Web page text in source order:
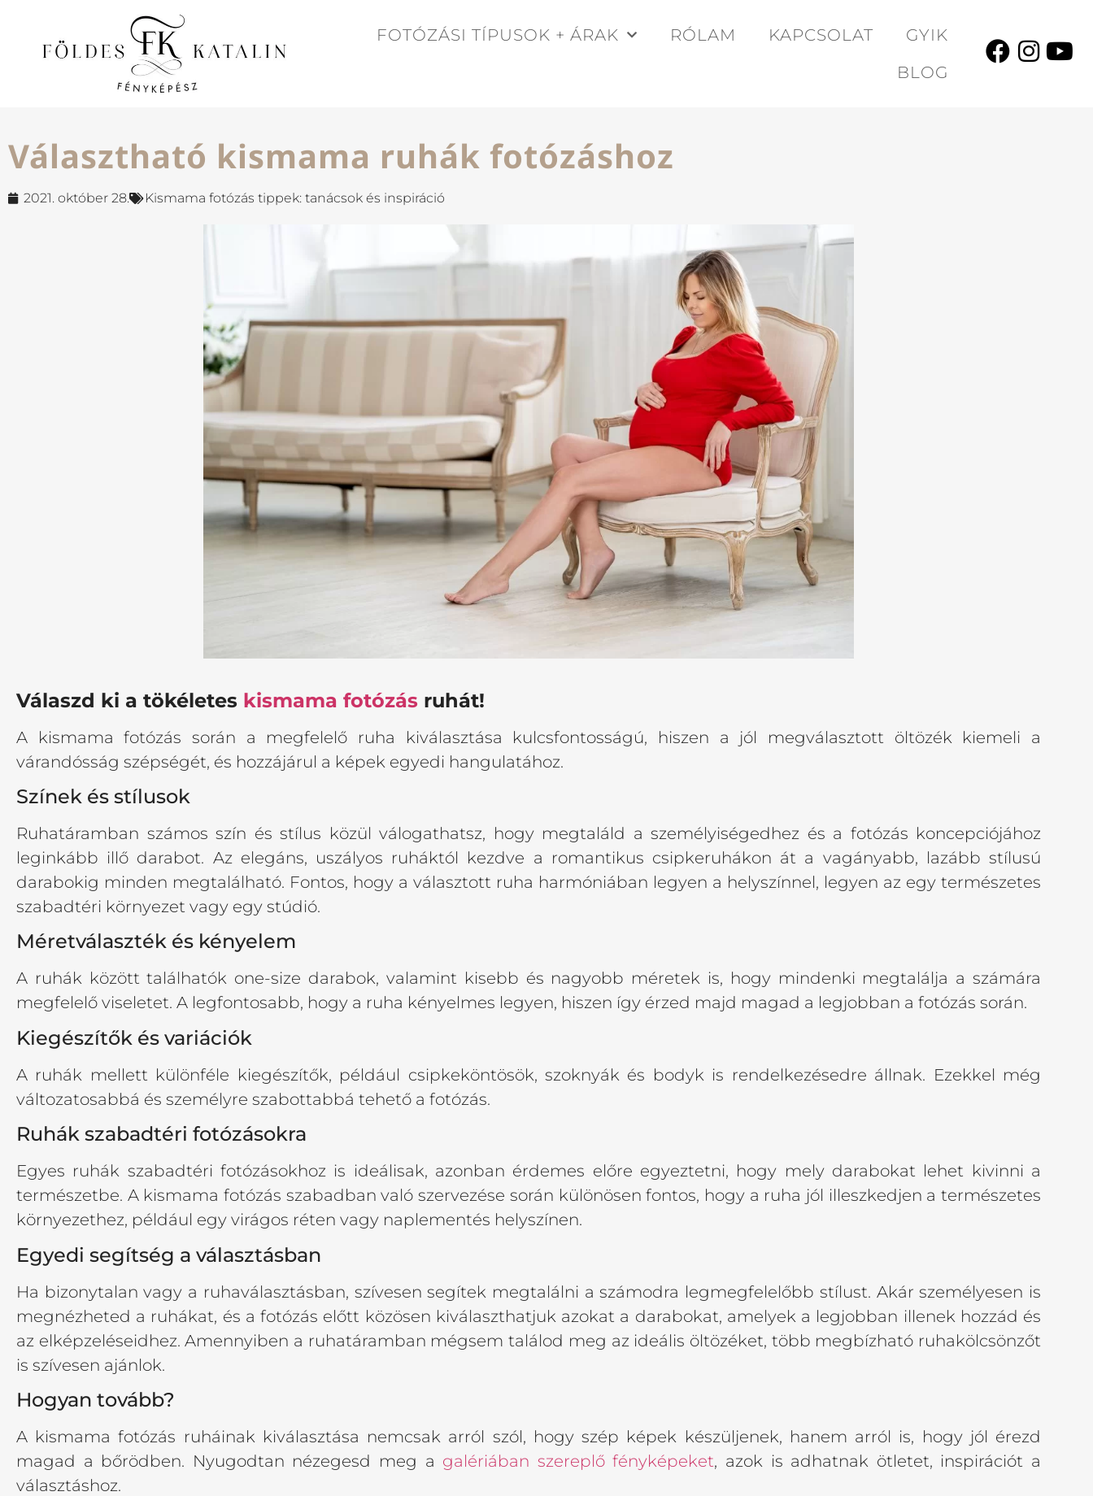
FOTÓZÁSI TÍPUSOK + ÁRAK RÓLAM KAPCSOLAT
GYIK
BLOG
Választható kismama ruhák fotózáshoz
2021. október 28. Kismama fotózás tippek: tanácsok és inspiráció
Válaszd ki a tökéletes kismama fotózás ruhát!
A kismama fotózás során a megfelelő ruha kiválasztása kulcsfontosságú, hiszen a jól megválasztott öltözék kiemeli a
várandósság szépségét, és hozzájárul a képek egyedi hangulatához.
Színek és stílusok
Ruhatáramban számos szín és stílus közül válogathatsz, hogy megtaláld a személyiségedhez és a fotózás koncepciójához
leginkább illő darabot. Az elegáns, uszályos ruháktól kezdve a romantikus csipkeruhákon át a vagányabb, lazább stílusú
darabokig minden megtalálható. Fontos, hogy a választott ruha harmóniában legyen a helyszínnel, legyen az egy természetes
szabadtéri környezet vagy egy stúdió.
Méretválaszték és kényelem
A ruhák között találhatók one-size darabok, valamint kisebb és nagyobb méretek is, hogy mindenki megtalálja a számára
megfelelő viseletet. A legfontosabb, hogy a ruha kényelmes legyen, hiszen így érzed majd magad a legjobban a fotózás során.
Kiegészítők és variációk
A ruhák mellett különféle kiegészítők, például csipkeköntösök, szoknyák és bodyk is rendelkezésedre állnak. Ezekkel még
változatosabbá és személyre szabottabbá tehető a fotózás.
Ruhák szabadtéri fotózásokra
Egyes ruhák szabadtéri fotózásokhoz is ideálisak, azonban érdemes előre egyeztetni, hogy mely darabokat lehet kivinni a
természetbe. A kismama fotózás szabadban való szervezése során különösen fontos, hogy a ruha jól illeszkedjen a természetes
környezethez, például egy virágos réten vagy naplementés helyszínen.
Egyedi segítség a választásban
Ha bizonytalan vagy a ruhaválasztásban, szívesen segítek megtalálni a számodra legmegfelelőbb stílust. Akár személyesen is
megnézheted a ruhákat, és a fotózás előtt közösen kiválaszthatjuk azokat a darabokat, amelyek a legjobban illenek hozzád és
az elképzeléseidhez. Amennyiben a ruhatáramban mégsem találod meg az ideális öltözéket, több megbízható ruhakölcsönzőt
is szívesen ajánlok.
Hogyan tovább?
A kismama fotózás ruháinak kiválasztása nemcsak arról szól, hogy szép képek készüljenek, hanem arról is, hogy jól érezd
magad a bőrödben. Nyugodtan nézegesd meg a galériában szereplő fényképeket, azok is adhatnak ötletet, inspirációt a
választáshoz.